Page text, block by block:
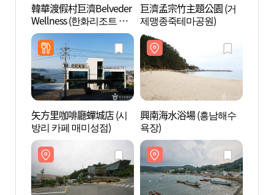
韓華渡假村巨濟Belveder
Wellness (한화리조트 거
제 벨버디어 웰니스)
巨濟孟宗竹主題公園 (거
제맹종죽테마공원)
矢方里咖啡廳蟬城店 (시
방리 카페 매미성점)
興南海水浴場 (흥남해수
욕장)